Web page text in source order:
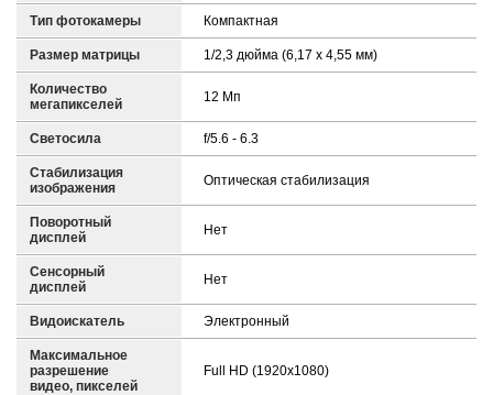
Тип фотокамеры Компактная
Размер матрицы 1/2,3 дюйма (6,17 x 4,55 мм)
Количество
мегапикселей
12 Мп
Светосила f/5.6 - 6.3
Стабилизация
изображения
Оптическая стабилизация
Поворотный
дисплей
Нет
Сенсорный
дисплей
Нет
Видоискатель Электронный
Максимальное
разрешение
видео, пикселей
Full HD (1920x1080)